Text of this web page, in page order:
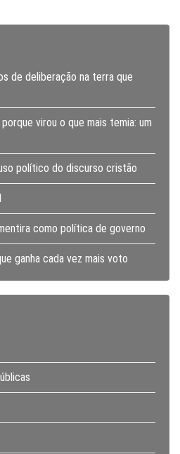
de deliberação na terra que
virou o que mais temia: um
político do discurso cristão
como política de governo
ganha cada vez mais voto